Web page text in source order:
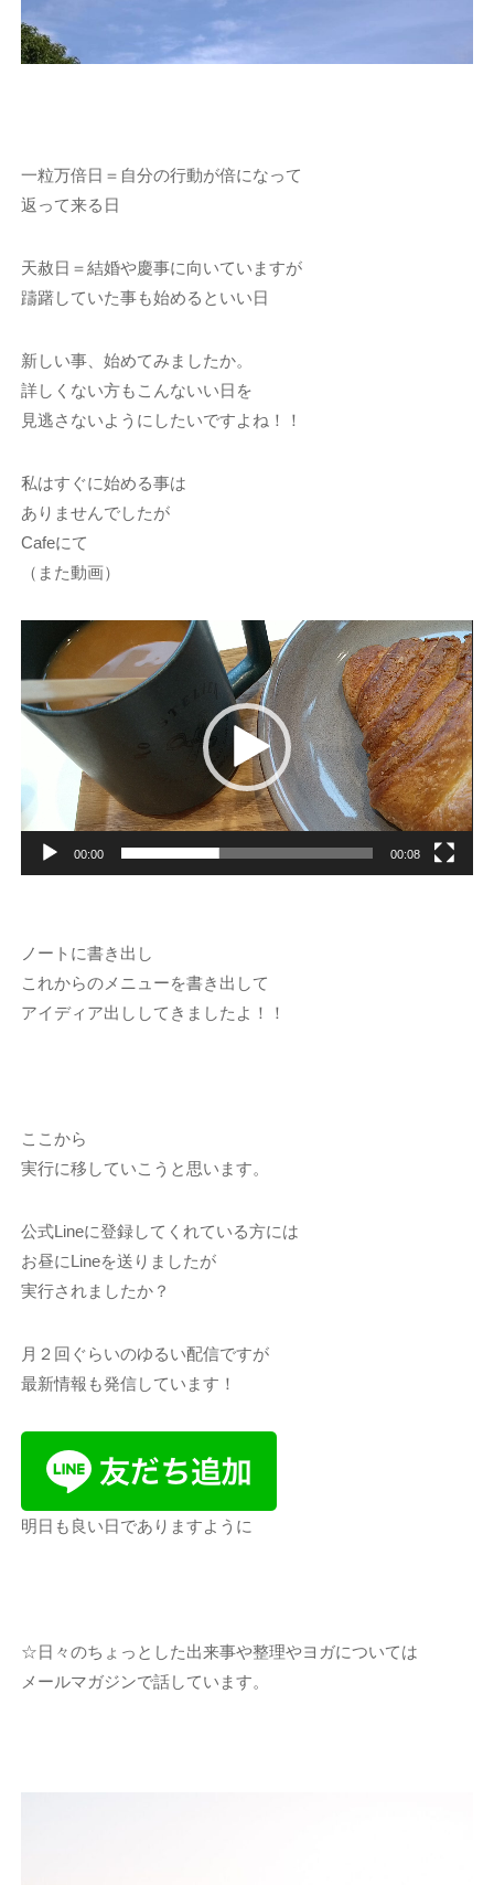
一粒万倍日＝自分の行動が倍になって
返って来る日
天赦日＝結婚や慶事に向いていますが
躊躇していた事も始めるといい日
新しい事、始めてみましたか。
詳しくない方もこんないい日を
見逃さないようにしたいですよね！！
私はすぐに始める事は
ありませんでしたが
Cafeにて
（また動画）
レ
00:00 00:08
ノートに書き出し
これからのメニューを書き出して
アイディア出ししてきましたよ！！
ここから
実行に移していこうと思います。
公式Lineに登録してくれている方には
お昼にLineを送りましたが
実行されましたか？
月２回ぐらいのゆるい配信ですが
最新情報も発信しています！
明日も良い日でありますように
☆日々のちょっとした出来事や整理やヨガについては
メールマガジンで話しています。